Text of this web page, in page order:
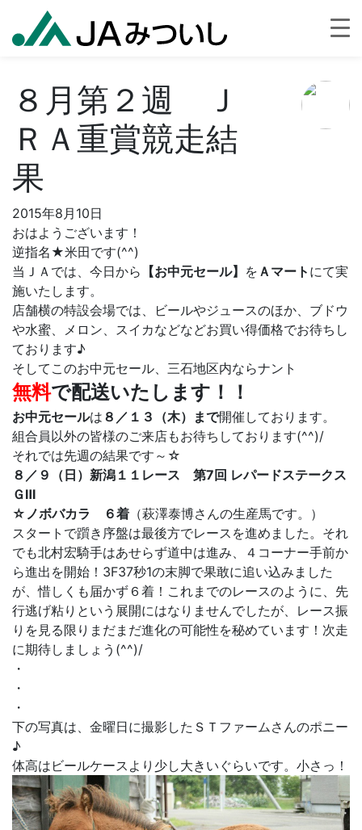
８月第２週 Ｊ
ＲＡ重賞競走結
果
2015年8月10日
おはようございます！
逆指名★米田です(^^)
当ＪＡでは、今日から 【お中元セール】 を Ａマート にて実
施いたします。
店舗横の特設会場では、ビールやジュースのほか、ブドウ
や水蜜、メロン、スイカなどなどお買い得価格でお待ちし
ております♪
そしてこのお中元セール、三石地区内ならナント
無料で配送いたします！！
お中元セールは ８／１３（木）まで開催しております。
組合員以外の皆様のご来店もお待ちしております(^^)/
それでは先週の結果です～☆
８／９（日）新潟１１レース 第7回 レパードステークス
ＧⅢ
☆ノボバカラ ６着 （萩澤泰博さんの生産馬です。）
スタートで躓き序盤は最後方でレースを進めました。それ
でも北村宏騎手はあせらず道中は進み、４コーナー手前か
ら進出を開始！3F37秒1の末脚で果敢に追い込みました
が、惜しくも届かず６着！これまでのレースのように、先
行逃げ粘りという展開にはなりませんでしたが、レース振
りを見る限りまだまだ進化の可能性を秘めています！次走
に期待しましょう(^^)/
・
・
・
下の写真は、金曜日に撮影したＳＴファームさんのポニー
♪
体高はビールケースより少し大きいぐらいです。小さっ！